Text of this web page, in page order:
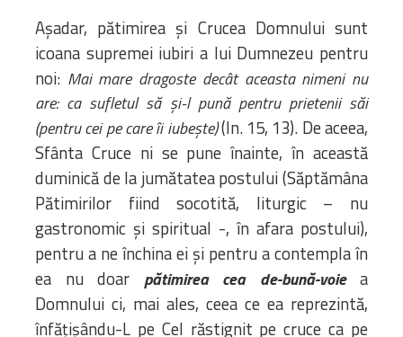
Așadar, pătimirea și Crucea Domnului sunt
icoana supremei iubiri a lui Dumnezeu pentru
noi: Mai mare dragoste decât aceasta nimeni nu
are: ca sufletul să și-l pună pentru prietenii săi
(pentru cei pe care îi iubește)(In. 15, 13). De aceea,
Sfânta Cruce ni se pune înainte, în această
duminică de la jumătatea postului (Săptămâna
Pătimirilor fiind socotită, liturgic – nu
gastronomic și spiritual -, în afara postului),
pentru a ne închina ei și pentru a contempla în
ea nu doar pătimirea cea de-bună-voiea
Domnului ci, mai ales, ceea ce ea reprezintă,
înfățișându-L pe Cel răstignit pe cruce ca pe